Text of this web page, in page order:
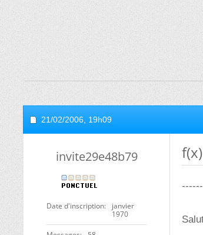
21/02/2006, 19h09
invite29e48b79
Date d'inscription
janvier
1970
------